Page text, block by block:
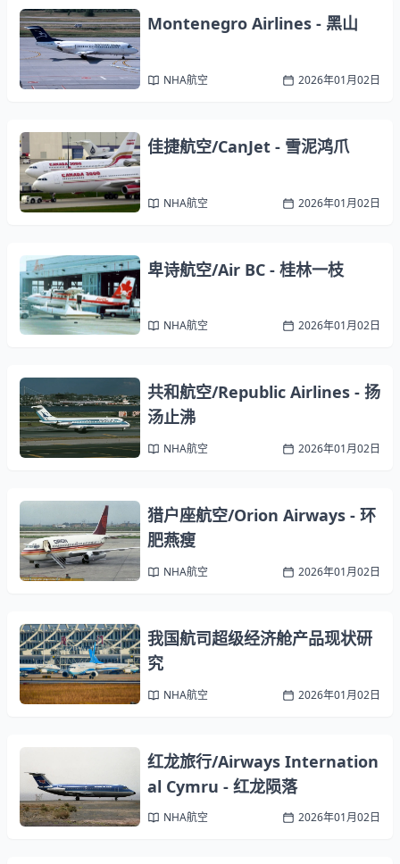
Montenegro Airlines - 黑山
NHA航空 2026年01月02日
佳捷航空/CanJet - 雪泥鸿爪
NHA航空 2026年01月02日
卑诗航空/Air BC - 桂林一枝
NHA航空 2026年01月02日
共和航空/Republic Airlines - 扬
汤止沸
NHA航空 2026年01月02日
猎户座航空/Orion Airways - 环
肥燕瘦
NHA航空 2026年01月02日
我国航司超级经济舱产品现状研
究
NHA航空 2026年01月02日
红龙旅行/Airways Internation
al Cymru - 红龙陨落
NHA航空 2026年01月02日